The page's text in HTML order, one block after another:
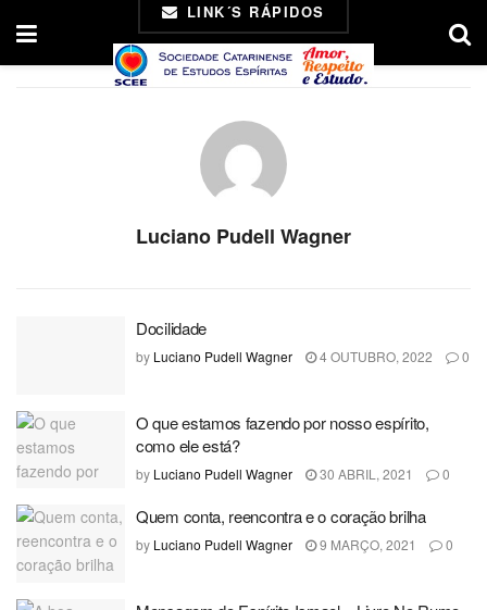
LINK´S RÁPIDOS
Luciano Pudell Wagner
Docilidade
by Luciano Pudell Wagner 4 OUTUBRO, 2022 0
O que estamos fazendo por nosso espírito,
como ele está?
by Luciano Pudell Wagner 30 ABRIL, 2021 0
Quem conta, reencontra e o coração brilha
by Luciano Pudell Wagner 9 MARÇO, 2021 0